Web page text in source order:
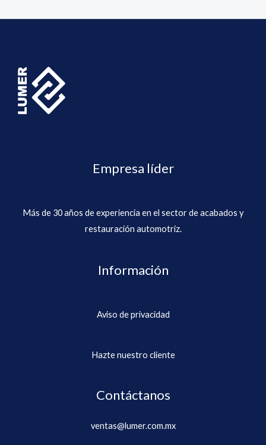
a
d
e
5
Empresa líder
Más de 30 años de experiencia en el sector de acabados y
restauración automotriz.
Información
Aviso de privacidad
Hazte nuestro cliente
Contáctanos
ventas@lumer.com.mx